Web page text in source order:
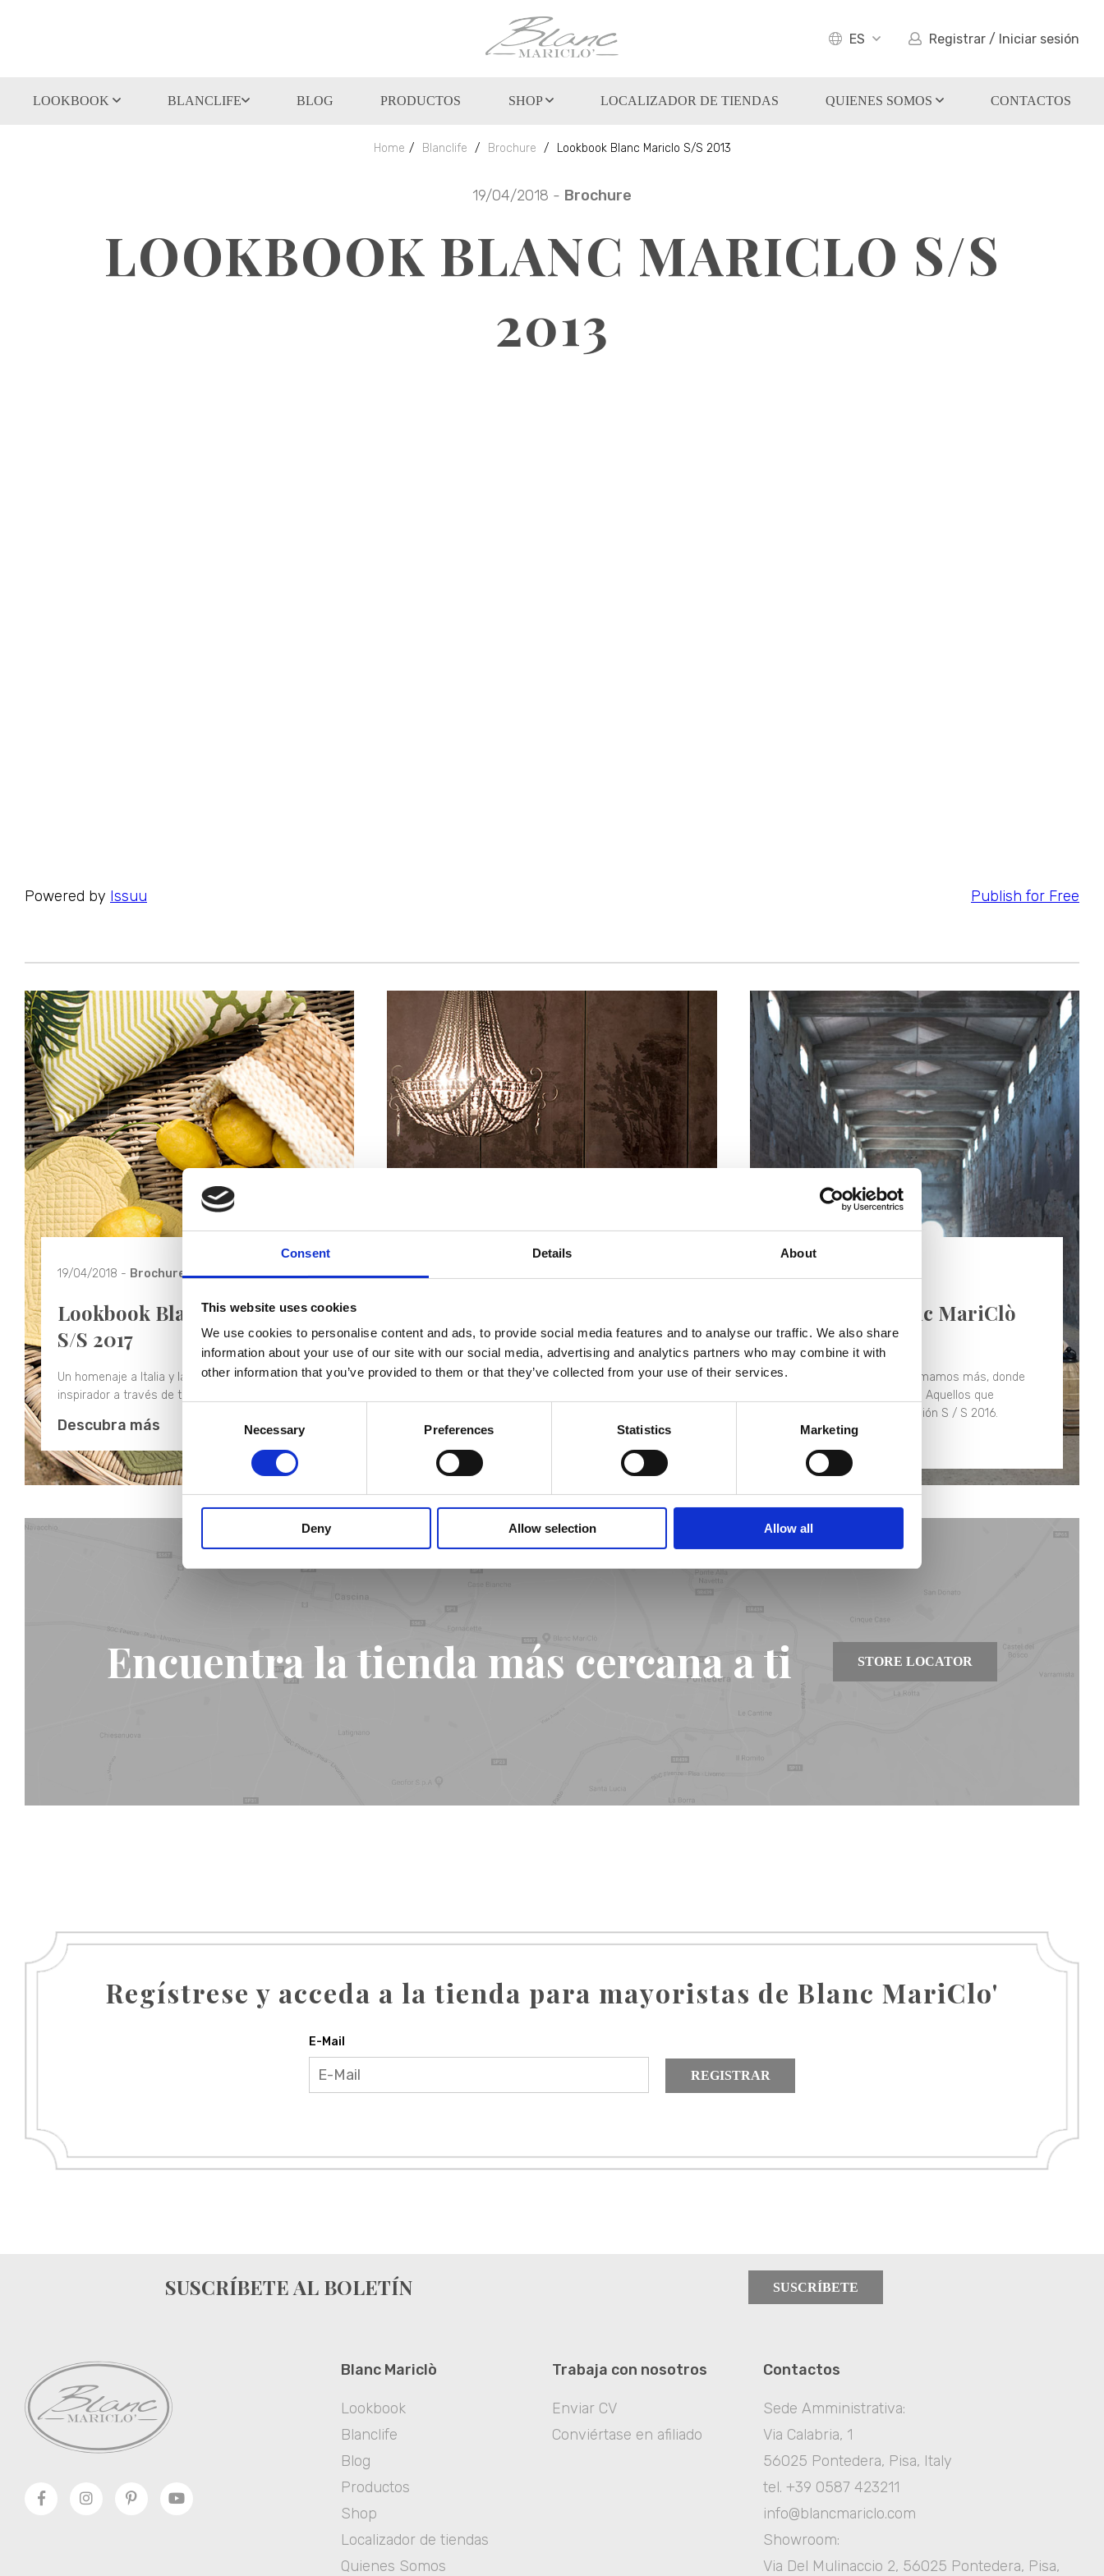
Consent Details About
This website uses cookies
We use cookies to personalise content and ads, to provide social media features and to analyse our traffic. We also share
information about your use of our site with our social media, advertising and analytics partners who may combine it with
other information that you’ve provided to them or that they’ve collected from your use of their services.
Necessary Preferences Statistics Marketing
Deny Allow selection Allow all
ES Registrar / Iniciar sesión
LOOKBOOK BLANCLIFE BLOG PRODUCTOS SHOP LOCALIZADOR DE TIENDAS QUIENES SOMOS CONTACTOS
Home Blanclife Brochure Lookbook Blanc Mariclo S/S 2013
19/04/2018 - Brochure
LOOKBOOK BLANC MARICLO S/S
2013
Powered by Issuu Publish for Free
19/04/2018 - Brochure
Lookbook Blanc MariClò
S/S 2017
Un homenaje a Italia y la italianidad. Un viaje
inspirador a través de toda la bota.
Descubra más
19/04/2018 -
A/W 2017
New romantic, papeles pintados y borlas
Lookbook Blanc MariClò
S/S 2016
Hay ciertos lugares que amamos más, donde
viven nuestros recuerdos. Aquellos que
inspiraron la nueva colección S / S 2016.
Encuentra la tienda más cercana a ti STORE LOCATOR
Regístrese y acceda a la tienda para mayoristas de Blanc MariClo'
E-Mail
REGISTRAR
SUSCRÍBETE AL BOLETÍN SUSCRÍBETE
Blanc Mariclò
Lookbook
Blanclife
Blog
Productos
Shop
Localizador de tiendas
Quienes Somos
Trabaja con nosotros
Enviar CV
Conviértase en afiliado
Contactos
Sede Amministrativa:
Via Calabria, 1
56025 Pontedera, Pisa, Italy
tel. +39 0587 423211
info@blancmariclo.com
Showroom:
Via Del Mulinaccio 2, 56025 Pontedera, Pisa,